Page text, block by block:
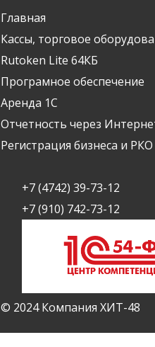
Главная
Кассы, торговое
Rutoken Lite 64КБ
Програмное обеспечение
Аренда 1С
Отчетность через
Регистрация бизнеса и РКО
+7 (4742) 39-73-12
+7 (910) 742-73-12
© 2024 Компания ХИТ-48